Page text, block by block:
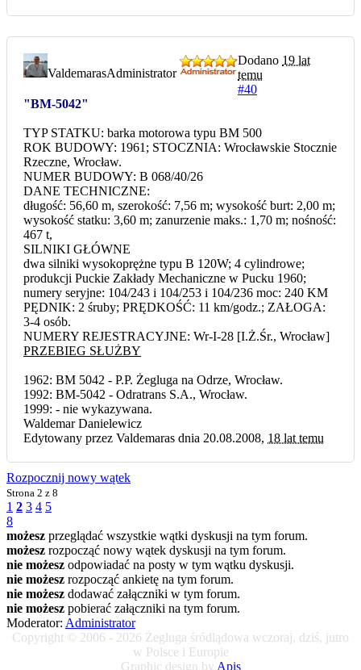
ValdemarasAdministrator
Dodano 19 lat
temu
#40
"BM-5042"
TYP STATKU: barka motorowa typu BM 500
ROK BUDOWY: 1961; STOCZNIA: Wrocławskie Stocznie
Rzeczne, Wrocław.
NUMER BUDOWY: B 068/40/26
DANE TECHNICZNE:
długość: 56,60 m, szerokość: 7,56 m; wysokość burt: 2,00 m;
wysokość statku: 3,60 m; zanurzenie maks.: 1,70 m; nośność:
467 t,
SILNIKI GŁÓWNE
dwa silniki wysokoprężne typu B 120W; 4 cylindrowe;
produkcji Puckie Zakłady Mechaniczne w Pucku 1960;
numery seryjne: 104/243 i 104/253 i 104/236 moc: 240 KM
PĘDNIK: 2 śruby; PRĘDKOŚĆ: 11 km/godz.; ZAŁOGA:
3-4 osób.
NUMERY REJESTRACYJNE: Wr-I-28 [I.Ż.Śr., Wrocław]
PRZEBIEG SŁUŻBY
1962: BM 5042 - P.P. Żegluga na Odrze, Wrocław.
1992: BM-5042 - Odratrans S.A., Wrocław.
1999: - nie wykazywana.
Waldemar Danielewicz
Edytowany przez Valdemaras dnia 20.08.2008, 18 lat temu
Rozpocznij nowy wątek
Strona 2 z 8
1 2 3 4 5
8
możesz przeglądać wszystkie wątki dyskusji na tym forum.
możesz rozpocząć nowy wątek dyskusji na tym forum.
nie możesz odpowiadać na posty w tym wątku dyskusji.
nie możesz rozpocząć ankietę na tym forum.
nie możesz dodawać załączniki w tym forum.
nie możesz pobierać załączniki na tym forum.
Moderator: Administrator
Copyright © 2006 - 2026 Żegluga śródlądowa wczoraj, dziś, jutro
w Polsce i Europie
Graphic design by Apis